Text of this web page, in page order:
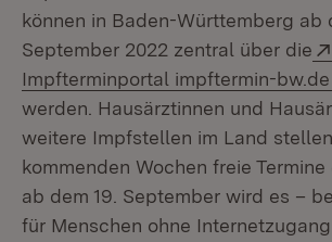
können in Baden-Württemberg ab
September 2022 zentral über die
Impfterminportal impftermin-bw.de
werden. Hausärztinnen und
weitere Impfstellen im Land
kommenden Wochen freie
ab dem 19. September wird es –
für Menschen ohne